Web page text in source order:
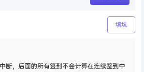
填坑
断，后面的所有签到不会计算在连续签到中